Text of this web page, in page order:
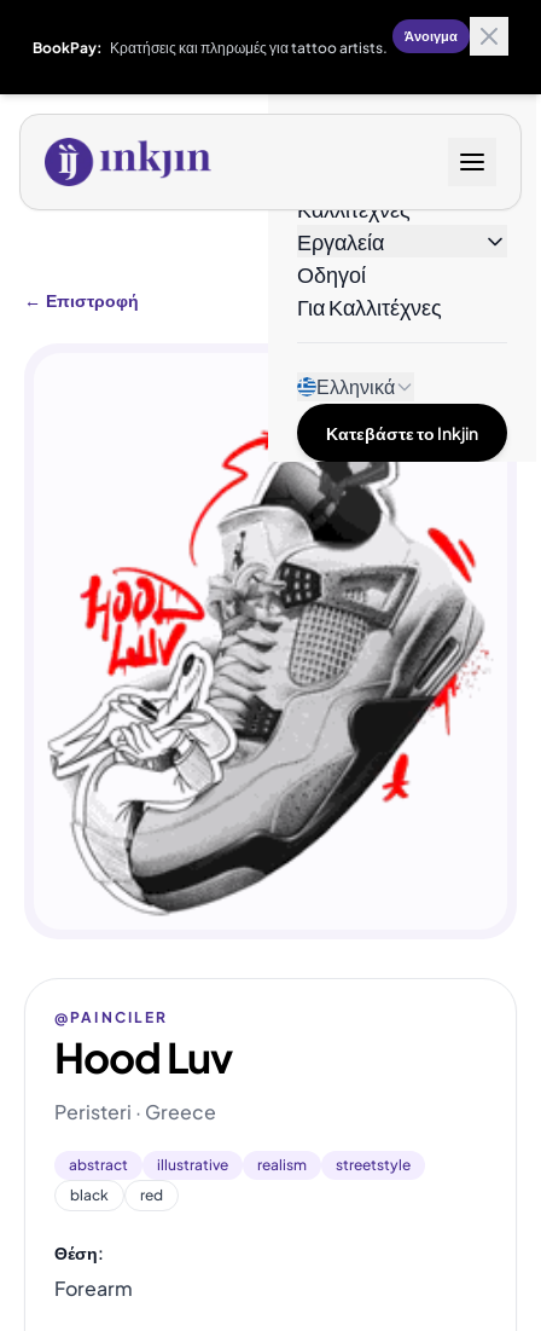
BookPay: Κρατήσεις και πληρωμές για tattoo artists.
Άνοιγμα
Καλλιτέχνες
Εργαλεία
Οδηγοί
Για Καλλιτέχνες
Ελληνικά
Κατεβάστε το Inkjin
← Επιστροφή
@PAINCILER
Hood Luv
Peristeri · Greece
abstract illustrative realism
streetstyle
black
red
Θέση:
Forearm